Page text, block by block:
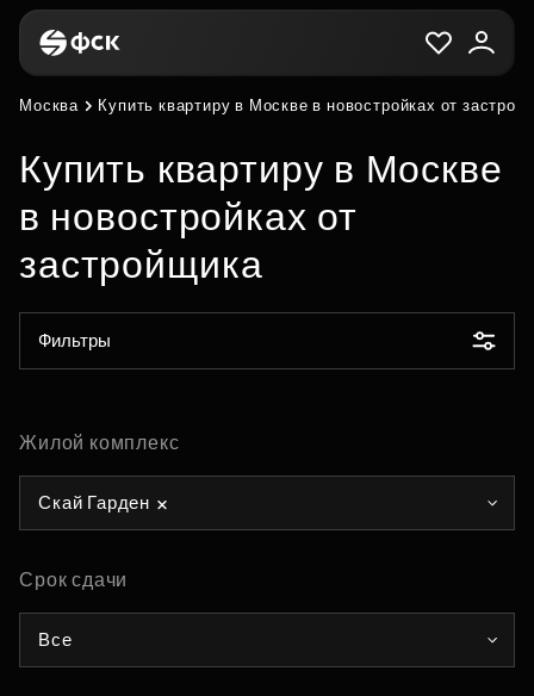
Москва Купить квартиру в Москве в новостройках от
Купить квартиру в Москве
в новостройках от
застройщика
Фильтры
Жилой комплекс
Скай Гарден
Срок сдачи
Все